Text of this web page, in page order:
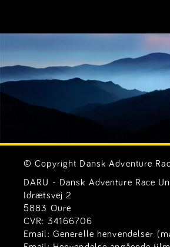
© Copyright Dansk Adventure
DARU - Dansk Adventure Race
Idrætsvej 2
5883 Oure
CVR: 34166706
Email: Generelle henvendelser